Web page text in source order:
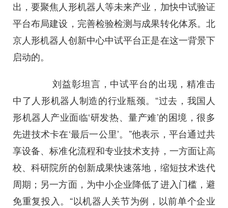
出，要聚焦人形机器人等未来产业，加快中试验证
平台布局建设，完善检验检测与成果转化体系。北
京人形机器人创新中心中试平台正是在这一背景下
启动的。
刘益彰坦言，中试平台的出现，精准击
中了人形机器人制造的行业瓶颈。“过去，我国人
形机器人产业面临‘研发热、量产难’的困境，很多
先进技术卡在‘最后一公里’。”他表示，平台通过共
享设备、标准化流程和专业技术支持，一方面让高
校、科研院所的创新成果快速落地，缩短技术迭代
周期；另一方面，为中小企业降低了进入门槛，避
免重复投入。“以机器人关节为例，以前单个企业